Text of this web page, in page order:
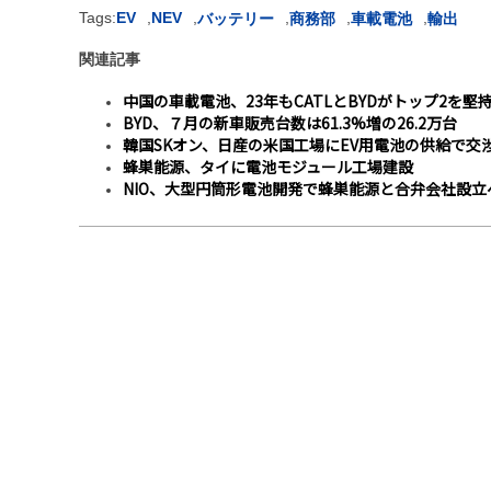
Tags:EV NEV バッテリー 商務部 車載電池 輸出
関連記事
中国の車載電池、23年もCATLとBYDがトップ2を堅
BYD、７月の新車販売台数は61.3%増の26.2万台
韓国SKオン、日産の米国工場にEV用電池の供給で交
蜂巣能源、タイに電池モジュール工場建設
NIO、大型円筒形電池開発で蜂巣能源と合弁会社設